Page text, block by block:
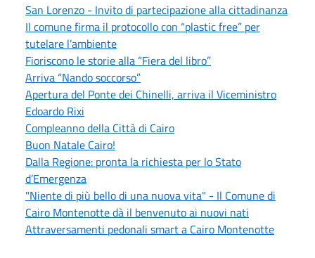
San Lorenzo - Invito di partecipazione alla cittadinanza
Il comune firma il protocollo con “plastic free” per
tutelare l’ambiente
Fioriscono le storie alla “Fiera del libro”
Arriva “Nando soccorso”
Apertura del Ponte dei Chinelli, arriva il Viceministro
Edoardo Rixi
Compleanno della Città di Cairo
Buon Natale Cairo!
Dalla Regione: pronta la richiesta per lo Stato
d’Emergenza
"Niente di più bello di una nuova vita" - Il Comune di
Cairo Montenotte dà il benvenuto ai nuovi nati
Attraversamenti pedonali smart a Cairo Montenotte